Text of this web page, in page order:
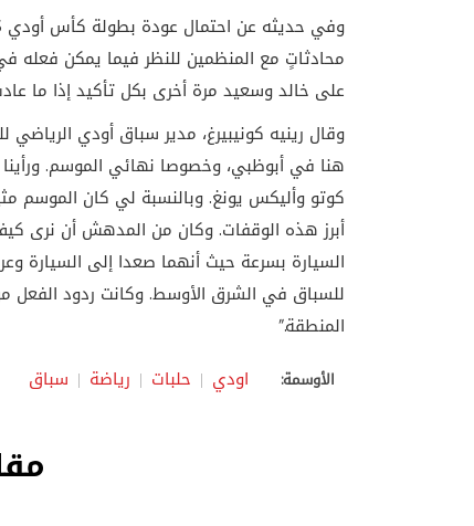
محادثاتٍ مع المنظمين للنظر فيما يمكن
على خالد وسعيد مرة أخرى بكل تأكيد إذا ما
هنا في أبوظبي، وخصوصا نهائي الموسم. ورأينا
كوتو وأليكس يونغ. وبالنسبة لي كان الموسم
أبرز هذه الوقفات. وكان من المدهش أن نرى
السيارة بسرعة حيث أنهما صعدا إلى السيارة
للسباق في الشرق الأوسط. وكانت ردود الفعل
المنطقة.”
الأوسمة: اودي حلبات رياضة سباق